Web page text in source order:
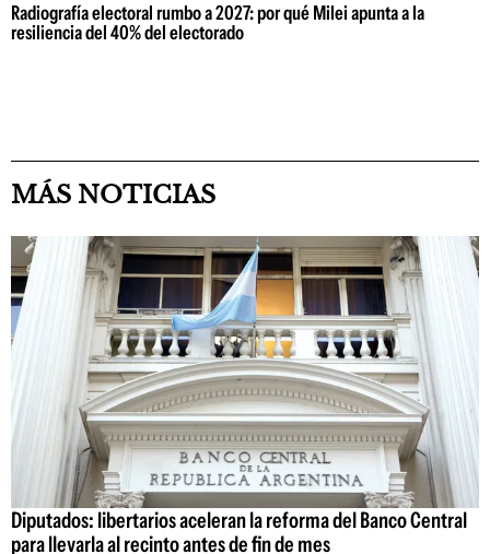
Radiografía electoral rumbo a 2027: por qué Milei apunta a la
resiliencia del 40% del electorado
MÁS NOTICIAS
Diputados: libertarios aceleran la reforma del Banco Central
para llevarla al recinto antes de fin de mes